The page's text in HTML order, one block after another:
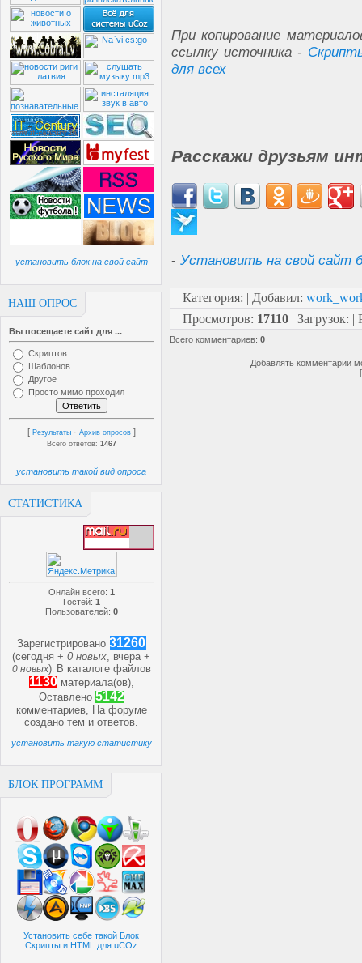
установить блок на свой сайт
НАШ ОПРОС
Вы посещаете сайт для ...
Скриптов
Шаблонов
Другое
Просто мимо проходил
[ Результаты · Архив опросов ]
Всего ответов: 1467
установить такой вид опроса
СТАТИСТИКА
Онлайн всего: 1
Гостей: 1
Пользователей: 0
Зарегистрировано 31260
(сегодня +0 новых, вчера +
0 новых) В каталоге файлов
1130 материала(ов),
Оставлено 5142
комментариев, На форуме
созданотем иответов.
установить такую статистику
БЛОК ПРОГРАММ
Установить себе такой Блок
Скрипты и HTML для uCOz
При копирование
ссылку источника -
для всех
Расскажи друзьям
- Установить на свой сайт
Категория: | Добавил:
Просмотров: 17110 | Загрузок: |
Всего комментариев: 0
Добавлять комментарии